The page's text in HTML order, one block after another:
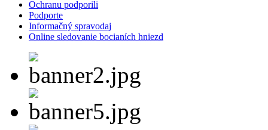
Ochranu podporili
Podporte
Informačný spravodaj
Online sledovanie bocianích hniezd